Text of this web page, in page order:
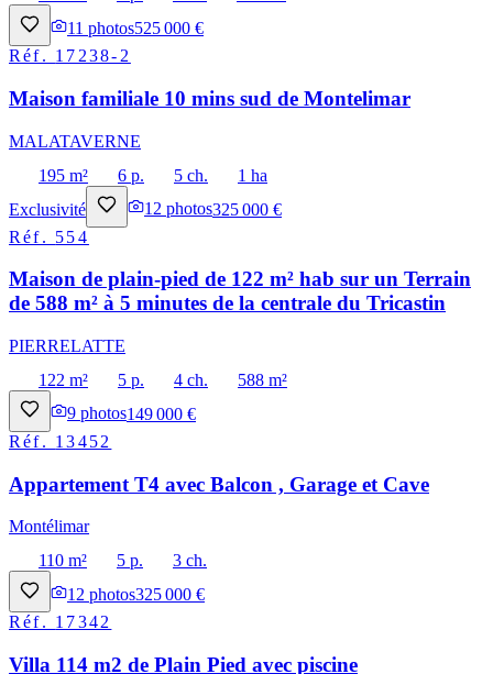
11 photos525 000 €
Réf. 17238-2
Maison familiale 10 mins sud de Montelimar
MALATAVERNE
195 m²
6 p. 5 ch.
1 ha
Exclusivité
12 photos325 000 €
Réf. 554
Maison de plain-pied de 122 m² hab sur un Terrain
de 588 m² à 5 minutes de la centrale du Tricastin
PIERRELATTE
122 m²
5 p. 4 ch.
588 m²
9 photos149 000 €
Réf. 13452
Appartement T4 avec Balcon , Garage et Cave
Montélimar
110 m²
5 p.
3 ch.
12 photos325 000 €
Réf. 17342
Villa 114 m2 de Plain Pied avec piscine